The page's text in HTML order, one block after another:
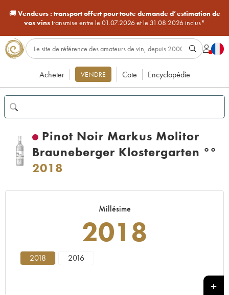
🚚Vendeurs : transport offert pour toute demande d’estimation de
vos vinstransmise entre le 01.07.2026 et le 31.08.2026 inclus*
Acheter VENDRE Cote Encyclopédie
Pinot Noir Markus Molitor
Brauneberger Klostergarten °°
2018
Millésime
2018
2018 2016